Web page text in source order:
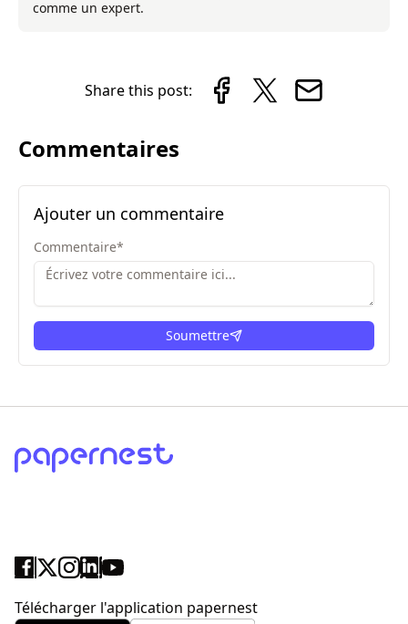
comme un expert.
Share this post:
Commentaires
Ajouter un commentaire
Commentaire*
Soumettre
Télécharger l'application papernest